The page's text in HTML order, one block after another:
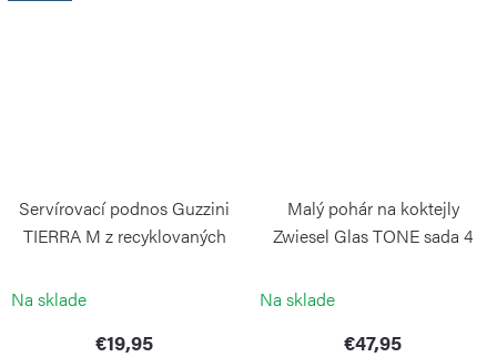
Servírovací podnos Guzzini
TIERRA M z recyklovaných
Na sklade
€19,95
Malý pohár na koktejly
Zwiesel Glas TONE sada 4
ZWIESEL GLAS
Na sklade
€47,95